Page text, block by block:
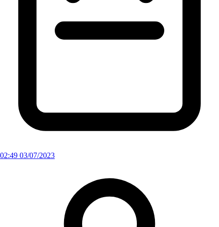
02:49 03/07/2023